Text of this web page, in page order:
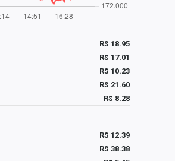
R$ 18.95
R$ 17.01
R$ 10.23
R$ 21.60
R$ 8.28
R$ 12.39
R$ 38.38